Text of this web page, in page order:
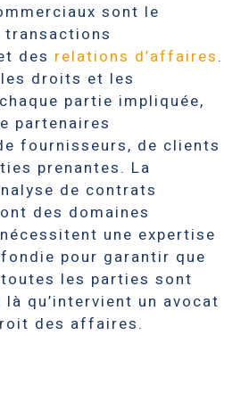
sont le
des relations d’affaires.
droits et les
partie impliquée,
partenaires
fournisseurs, de clients
prenantes. La
de contrats
des domaines
une expertise
pour garantir que
les parties sont
là qu’intervient un avocat
des affaires.